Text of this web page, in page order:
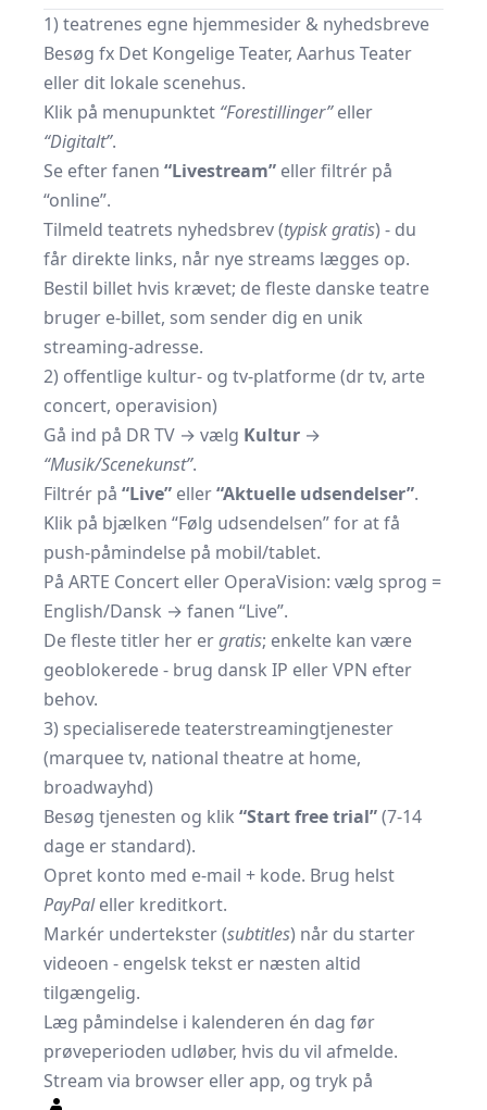
1) teatrenes egne hjemmesider & nyhedsbreve
Besøg fx Det Kongelige Teater, Aarhus Teater
eller dit lokale scenehus.
Klik på menupunktet “Forestillinger”eller
“Digitalt”.
Se efter fanen “Livestream” eller filtrér på
“online”.
Tilmeld teatrets nyhedsbrev (typisk gratis) - du
får direkte links, når nye streams lægges op.
Bestil billet hvis krævet; de fleste danske teatre
bruger e-billet, som sender dig en unik
streaming-adresse.
2) offentlige kultur- og tv-platforme (dr tv, arte
concert, operavision)
Gå ind på DR TV → vælg Kultur →
“Musik/Scenekunst”.
Filtrér på “Live” eller“Aktuelle udsendelser”.
Klik på bjælken “Følg udsendelsen” for at få
push-påmindelse på mobil/tablet.
På ARTE Concert eller OperaVision: vælg sprog =
English/Dansk → fanen “Live”.
De fleste titler her ergratis; enkelte kan være
geoblokerede - brug dansk IP eller VPN efter
behov.
3) specialiserede teaterstreamingtjenester
(marquee tv, national theatre at home,
broadwayhd)
Besøg tjenesten og klik “Start free trial”(7-14
dage er standard).
Opret konto med e-mail + kode. Brug helst
PayPaleller kreditkort.
Markér undertekster (subtitles) når du starter
videoen - engelsk tekst er næsten altid
tilgængelig.
Læg påmindelse i kalenderen én dag før
prøveperioden udløber, hvis du vil afmelde.
Stream via browser eller app, og tryk på